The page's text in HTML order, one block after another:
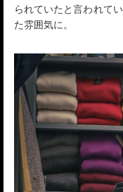
られていたと言われて
た雰囲気に。